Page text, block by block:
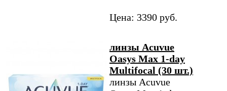
Цена: 3390 руб.
линзы Acuvue
Oasys Max 1-day
Multifocal (30 шт.)
линзы Acuvue